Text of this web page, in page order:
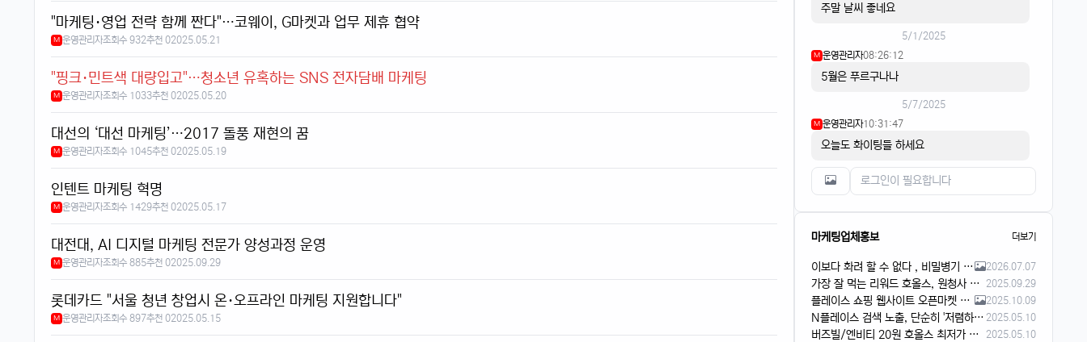
"마케팅·영업 전략 함께 짠다"…코웨이, G마켓과 업무 제휴 협약
M 운영관리자조회수 932추천 02025.05.21
"핑크·민트색 대량입고"…청소년 유혹하는 SNS 전자담배 마케팅
M 운영관리자조회수 1033추천 02025.05.20
대선의 ‘대선 마케팅’…2017 돌풍 재현의 꿈
M 운영관리자조회수 1045추천 02025.05.19
인텐트 마케팅 혁명
M 운영관리자조회수 1429추천 02025.05.17
대전대, AI 디지털 마케팅 전문가 양성과정 운영
M 운영관리자조회수 885추천 02025.09.29
롯데카드 "서울 청년 창업시 온·오프라인 마케팅 지원합니다"
M 운영관리자조회수 897추천 02025.05.15
주말 날씨 좋네요
5/1/2025
M 운영관리자08:26:12
5월은 푸르구나나
5/7/2025
M 운영관리자10:31:47
오늘도 화이팅들 하세요
마케팅업체홍보 더보기
이보다 화려 할 수 없다 , 비밀병기 장착 리워드 2026.07.07
가장 잘 먹는 리워드 호올스, 원청사 가격으로 진행해요! 2025.09.29
플레이스 쇼핑 웹사이트 오픈마켓 슬롯 리워드 입니다 2025.10.09
N플레이스 검색 노출, 단순히 '저렴하게'만 하시겠어요? 2025.05.10
버즈빌/엔비티 20원 호올스 최저가 문의주세요 2025.05.10